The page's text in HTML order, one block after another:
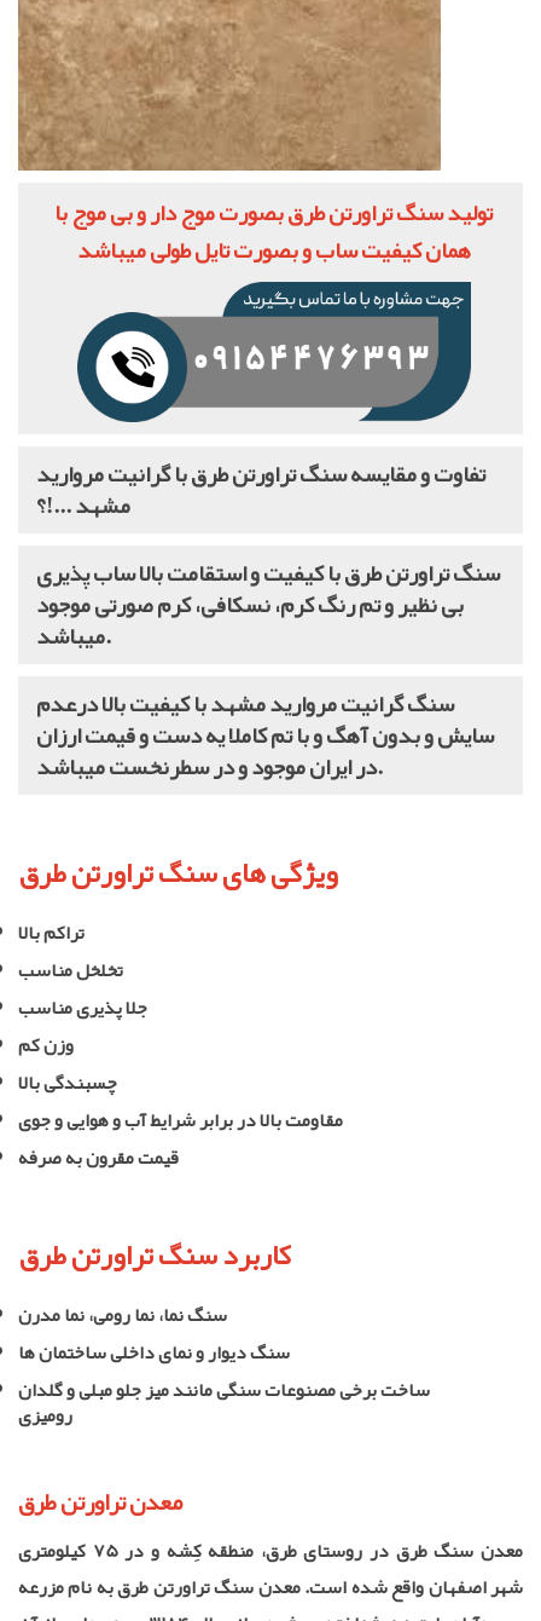
تولید سنگ تراورتن طرق بصورت موج دار و بی موج با
همان کیفیت ساب و بصورت تایل طولی میباشد
تفاوت و مقایسه سنگ تراورتن طرق با گرانیت مروارید
مشهد ...!؟
سنگ تراورتن طرق با کیفیت و استقامت بالا ساب پذیری
بی نظیر و تم رنگ کرم، نسکافی، کرم صورتی موجود
میباشد.
سنگ گرانیت مروارید مشهد با کیفیت بالا درعدم
سایش و بدون آهگ و با تم کاملا یه دست و قیمت ارزان
در ایران موجود و در سطرنخست میباشد.
ویژگی های سنگ تراورتن طرق
تراکم بالا
تخلخل مناسب
جلا پذیری مناسب
وزن کم
چسبندگی بالا
مقاومت بالا در برابر شرایط آب و هوایی و جوی
قیمت مقرون به صرفه
کاربرد سنگ تراورتن طرق
سنگ نما، نما رومی، نما مدرن
سنگ دیوار و نمای داخلی ساختمان ها
ساخت برخی مصنوعات سنگی مانند میز جلو مبلی و گلدان
رومیزی
معدن تراورتن طرق
معدن سنگ طرق در روستای طرق، منطقه کِشه و در 75 کیلومتری
شهر اصفهان واقع شده است. معدن سنگ تراورتن طرق به نام مزرعه